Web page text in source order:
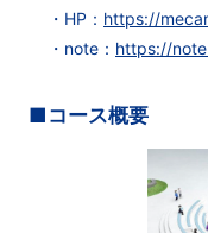
・HP： https://
・note： https://
■コース概要